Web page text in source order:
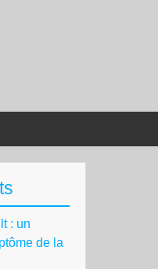
: un
de la